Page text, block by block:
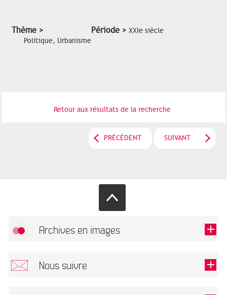
Thème >
Politique, Urbanisme
Période > XXIe siècle
Retour aux résultats de la recherche
PRÉCÉDENT SUIVANT
Archives en images
Nous suivre